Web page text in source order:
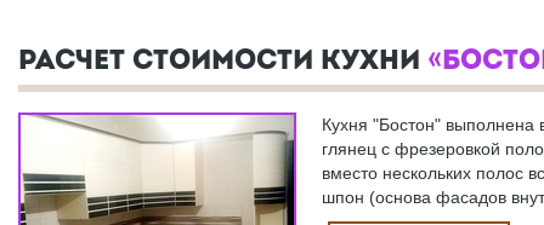
РАСЧЕТ СТОИМОСТИ КУХНИ
Кухня "Бостон" выполнена
глянец с фрезеровкой
вместо нескольких полос
шпон (основа фасадов